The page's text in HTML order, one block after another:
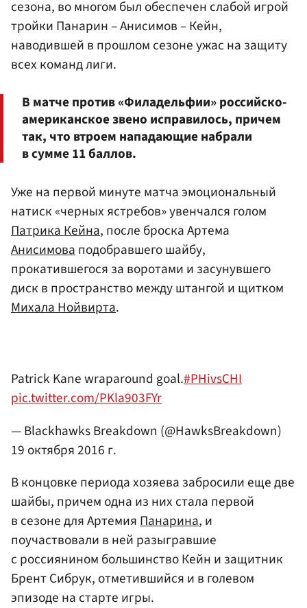
сезона, во многом был обеспечен слабой игрой
тройки Панарин – Анисимов – Кейн,
наводившей в прошлом сезоне ужас на защиту
всех команд лиги.
В матче против «Филадельфии» российско-
американское звено исправилось, причем
так, что втроем нападающие набрали
в сумме 11 баллов.
Уже на первой минуте матча эмоциональный
натиск «черных ястребов» увенчался голом
Патрика Кейна, после броска Артема
Анисимоваподобравшего шайбу,
прокатившегося за воротами и засунувшего
диск в пространство между штангой и щитком
Михала Нойвирта.
Patrick Kane wraparound goal.#PHivsCHI
pic.twitter.com/PKla903FYr
— Blackhawks Breakdown (@HawksBreakdown)
19 октября 2016 г.
В концовке периода хозяева забросили еще две
шайбы, причем одна из них стала первой
в сезоне для АртемияПанарина, и
поучаствовали в ней разыгравшие
с россиянином большинство Кейн и защитник
Брент Сибрук, отметившийся и в голевом
эпизоде на старте игры.